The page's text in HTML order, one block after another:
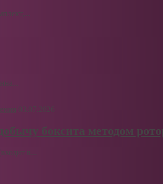
03.07.2026
боксита методом
в...